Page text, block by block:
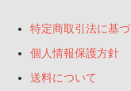
特定商取引法に基
個人情報保護方針
送料について